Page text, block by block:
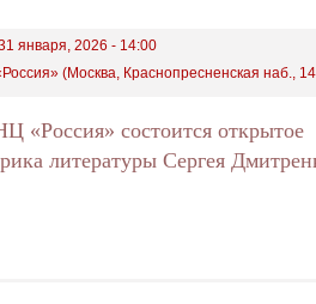
января, 2026 - 14:00
(Москва, Краснопресненская наб.,
«Россия» состоится открытое
литературы Сергея